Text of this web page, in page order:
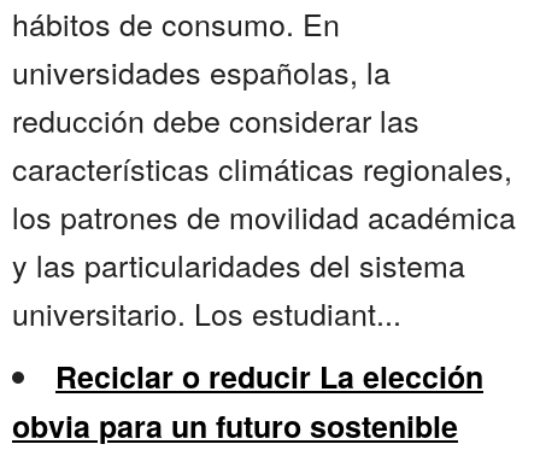
hábitos de consumo. En
universidades españolas, la
reducción debe considerar las
características climáticas regionales,
los patrones de movilidad académica
y las particularidades del sistema
universitario. Los estudiant...
Reciclar o reducir La elección
obvia para un futuro sostenible